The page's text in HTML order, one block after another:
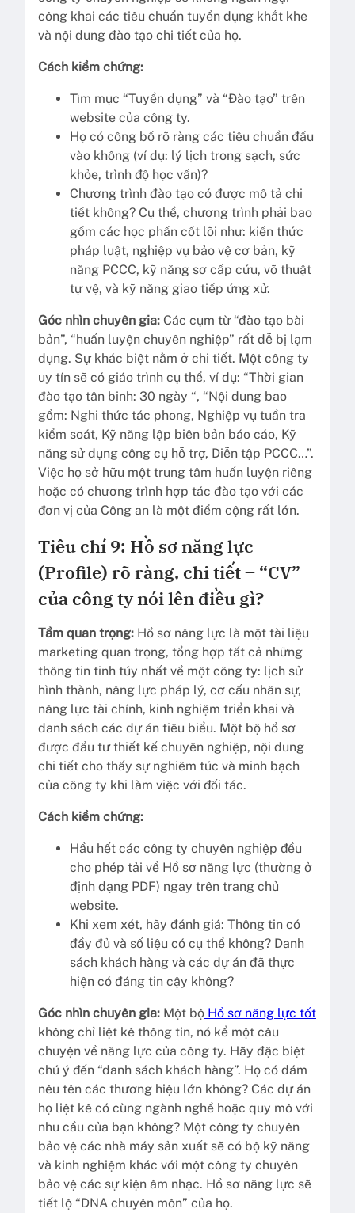
công khai các tiêu chuẩn tuyển dụng khắt khe
và nội dung đào tạo chi tiết của họ.
Cách kiểm chứng:
Tìm mục “Tuyển dụng” và “Đào tạo” trên
website của công ty.
Họ có công bố rõ ràng các tiêu chuẩn đầu
vào không (ví dụ: lý lịch trong sạch, sức
khỏe, trình độ học vấn)?
Chương trình đào tạo có được mô tả chi
tiết không? Cụ thể, chương trình phải bao
gồm các học phần cốt lõi như: kiến thức
pháp luật, nghiệp vụ bảo vệ cơ bản, kỹ
năng PCCC, kỹ năng sơ cấp cứu, võ thuật
tự vệ, và kỹ năng giao tiếp ứng xử.
Góc nhìn chuyên gia: Các cụm từ “đào tạo bài
bản”, “huấn luyện chuyên nghiệp” rất dễ bị lạm
dụng. Sự khác biệt nằm ở chi tiết. Một công ty
uy tín sẽ có giáo trình cụ thể, ví dụ: “Thời gian
đào tạo tân binh: 30 ngày “, “Nội dung bao
gồm: Nghi thức tác phong, Nghiệp vụ tuần tra
kiểm soát, Kỹ năng lập biên bản báo cáo, Kỹ
năng sử dụng công cụ hỗ trợ, Diễn tập PCCC…”.
Việc họ sở hữu một trung tâm huấn luyện riêng
hoặc có chương trình hợp tác đào tạo với các
đơn vị của Công an là một điểm cộng rất lớn.
Tiêu chí 9: Hồ sơ năng lực
(Profile) rõ ràng, chi tiết – “CV”
của công ty nói lên điều gì?
Tầm quan trọng: Hồ sơ năng lực là một tài liệu
marketing quan trọng, tổng hợp tất cả những
thông tin tinh túy nhất về một công ty: lịch sử
hình thành, năng lực pháp lý, cơ cấu nhân sự,
năng lực tài chính, kinh nghiệm triển khai và
danh sách các dự án tiêu biểu. Một bộ hồ sơ
được đầu tư thiết kế chuyên nghiệp, nội dung
chi tiết cho thấy sự nghiêm túc và minh bạch
của công ty khi làm việc với đối tác.
Cách kiểm chứng:
Hầu hết các công ty chuyên nghiệp đều
cho phép tải về Hồ sơ năng lực (thường ở
định dạng PDF) ngay trên trang chủ
website.
Khi xem xét, hãy đánh giá: Thông tin có
đầy đủ và số liệu có cụ thể không? Danh
sách khách hàng và các dự án đã thực
hiện có đáng tin cậy không?
Góc nhìn chuyên gia: Một bộ Hồ sơ năng lực tốt
không chỉ liệt kê thông tin, nó kể một câu
chuyện về năng lực của công ty. Hãy đặc biệt
chú ý đến “danh sách khách hàng”. Họ có dám
nêu tên các thương hiệu lớn không? Các dự án
họ liệt kê có cùng ngành nghề hoặc quy mô với
nhu cầu của bạn không? Một công ty chuyên
bảo vệ các nhà máy sản xuất sẽ có bộ kỹ năng
và kinh nghiệm khác với một công ty chuyên
bảo vệ các sự kiện âm nhạc. Hồ sơ năng lực sẽ
tiết lộ “DNA chuyên môn” của họ.